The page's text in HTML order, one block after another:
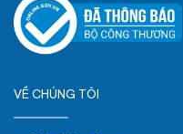
VỀ CHÚNG TÔI